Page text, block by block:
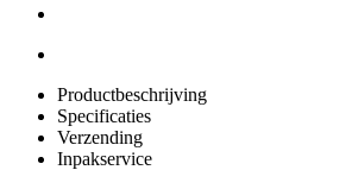
Productbeschrijving
Specificaties
Verzending
Inpakservice